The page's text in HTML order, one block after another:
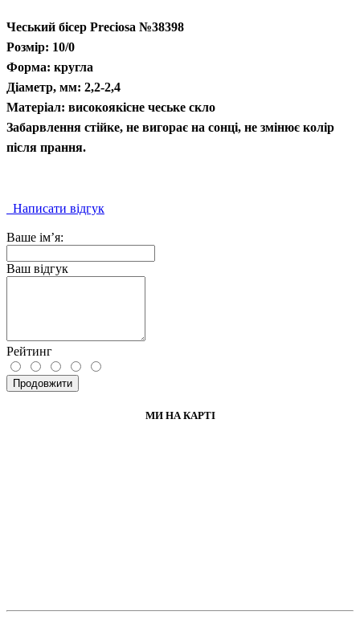
Чеський бісер Preciosa №38398
Розмір: 10/0
Форма: кругла
Діаметр, мм: 2,2-2,4
Матеріал: високоякісне чеське скло
Забарвлення стійке, не вигорає на сонці, не змінює колір
після прання.
Написати відгук
Ваше ім’я:
Ваш відгук
Рейтинг
Продовжити
МИ НА КАРТІ